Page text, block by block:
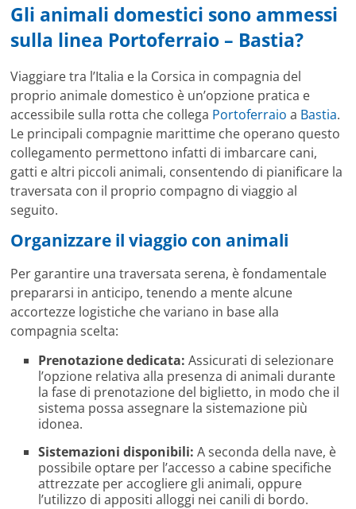
Gli animali domestici sono ammessi
sulla linea Portoferraio – Bastia?
Viaggiare tra l’Italia e la Corsica in compagnia del
proprio animale domestico è un’opzione pratica e
accessibile sulla rotta che collega Portoferraio a Bastia.
Le principali compagnie marittime che operano questo
collegamento permettono infatti di imbarcare cani,
gatti e altri piccoli animali, consentendo di pianificare la
traversata con il proprio compagno di viaggio al
seguito.
Organizzare il viaggio con animali
Per garantire una traversata serena, è fondamentale
prepararsi in anticipo, tenendo a mente alcune
accortezze logistiche che variano in base alla
compagnia scelta:
Prenotazione dedicata: Assicurati di selezionare
l’opzione relativa alla presenza di animali durante
la fase di prenotazione del biglietto, in modo che il
sistema possa assegnare la sistemazione più
idonea.
Sistemazioni disponibili: A seconda della nave, è
possibile optare per l’accesso a cabine specifiche
attrezzate per accogliere gli animali, oppure
l’utilizzo di appositi alloggi nei canili di bordo.